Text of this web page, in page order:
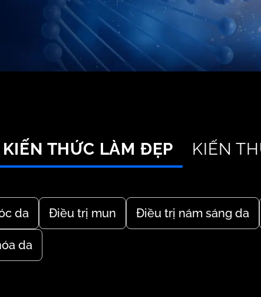
KIẾN THỨC LÀM ĐẸP KIẾN
da Điều trị mun Điều trị nám sáng da
da